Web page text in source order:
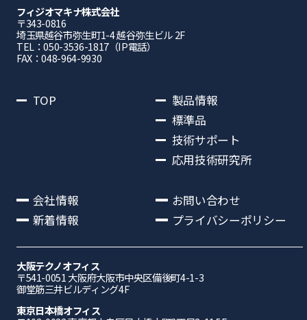
フィジオマキナ株式会社
〒343-0816
埼⽟県越⾕市弥⽣町1-4 越⾕弥⽣ビル 2F
TEL：050-3536-1817（IP電話）
FAX：048-964-9930
TOP
製品情報
標準品
技術サポート
応用技術研究所
会社情報
新着情報
お問い合わせ
プライバシーポリシー
大阪テクノオフィス
〒541-0051 ⼤阪府⼤阪市中央区備後町4-1-3
御堂筋三井ビルディング4F
東京日本橋オフィス